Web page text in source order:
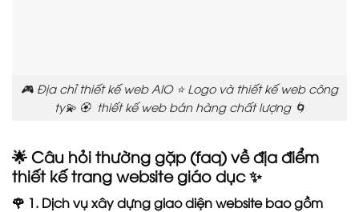
🎮 Địa chỉ thiết kế web AIO ⭐ Logo và thiết kế web công
ty💫 🏵️ thiết kế web bán hàng chất lượng 🌀
🌟 Câu hỏi thường gặp (faq) về địa điểm
thiết kế trang website giáo dục ✨
🌹 1. Dịch vụ xây dựng giao diện website bao gồm